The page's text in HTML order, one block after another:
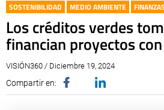
SOSTENIBILIDAD MEDIO AMBIENTE FINANZAS
Los créditos verdes
financian proyectos
VISIÓN360 / Diciembre 19, 2024
Compartir en: